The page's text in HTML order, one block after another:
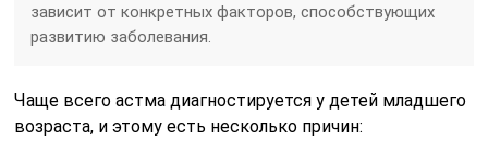
зависит от конкретных факторов, способствующих
развитию заболевания.
Чаще всего астма диагностируется у детей младшего
возраста, и этому есть несколько причин: